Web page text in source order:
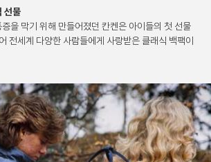
선물
을 막기 위해 만들어졌던 칸켄은 아이들의 첫 선물
전세계 다양한 사람들에게 사랑받은 클래식 백팩이